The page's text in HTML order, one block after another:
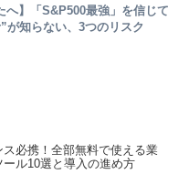
へ】「S&P500最強」を信じて
が知らない、3つのリスク
ス必携！全部無料で使える業
ール10選と導入の進め方